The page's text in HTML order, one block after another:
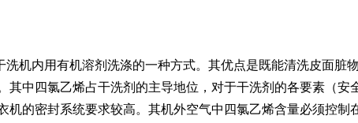
洗机内用有机溶剂洗涤的一种方式。其优点是既能清洗皮面
其中四氯乙烯占干洗剂的主导地位，对于干洗剂的各要素（
机的密封系统要求较高。其机外空气中四氯乙烯含量必须控制